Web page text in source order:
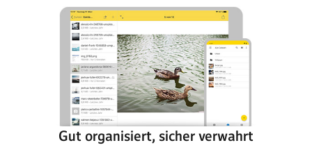
Gut organisiert, sicher verwahrt